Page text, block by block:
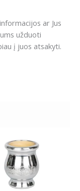
ar Jus
užduoti
į juos atsakyti.